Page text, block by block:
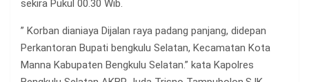
sekira Pukul 00.30 Wib.
” Korban dianiaya Dijalan raya padang panjang, didepan
Perkantoran Bupati bengkulu Selatan, Kecamatan Kota
Manna Kabupaten Bengkulu Selatan.” kata Kapolres